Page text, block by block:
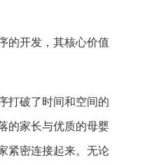
的开发，其核心价值
打破了时间和空间的
的家长与优质的母婴
紧密连接起来。无论